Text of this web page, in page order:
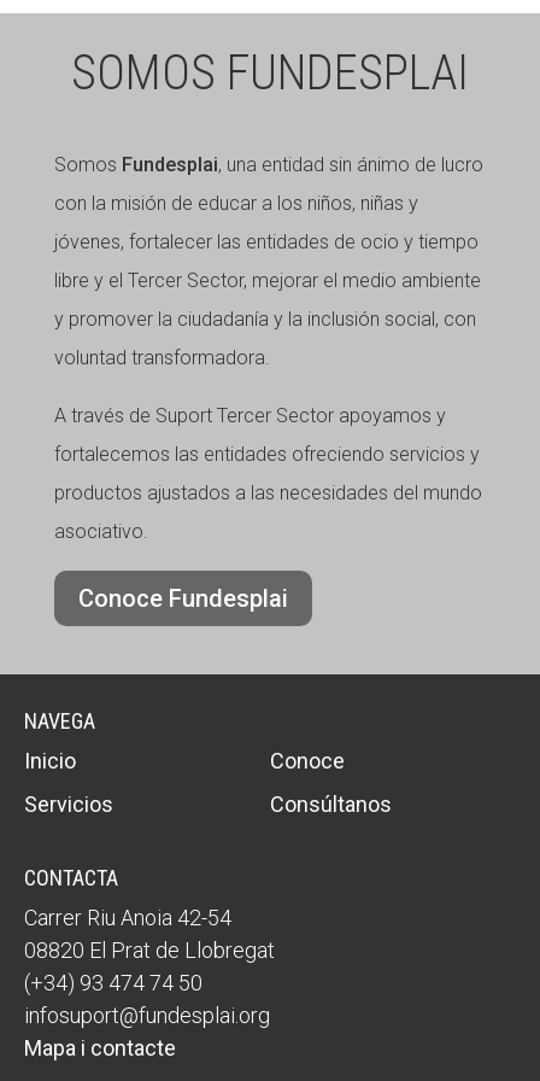
SOMOS FUNDESPLAI
Somos Fundesplai, una entidad sin ánimo de lucro
con la misión de educar a los niños, niñas y
jóvenes, fortalecer las entidades de ocio y tiempo
libre y el Tercer Sector, mejorar el medio ambiente
y promover la ciudadanía y la inclusión social, con
voluntad transformadora.
A través de Suport Tercer Sector apoyamos y
fortalecemos las entidades ofreciendo servicios y
productos ajustados a las necesidades del mundo
asociativo.
Conoce Fundesplai
NAVEGA
Inicio
Conoce
Servicios
Consúltanos
CONTACTA
Carrer Riu Anoia 42-54
08820 El Prat de Llobregat
(+34) 93 474 74 50
infosuport@fundesplai.org
Mapa i contacte